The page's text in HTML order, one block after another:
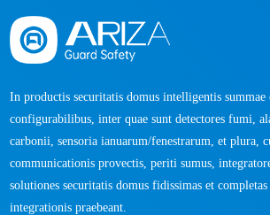
In productis securitatis domus intelligentis summae
configurabilibus, inter quae sunt detectores fumi,
carbonii, sensoria ianuarum/fenestrarum, et plura,
communicationis provectis, periti sumus,
solutiones securitatis domus fidissimas et
integrationis praebeant.